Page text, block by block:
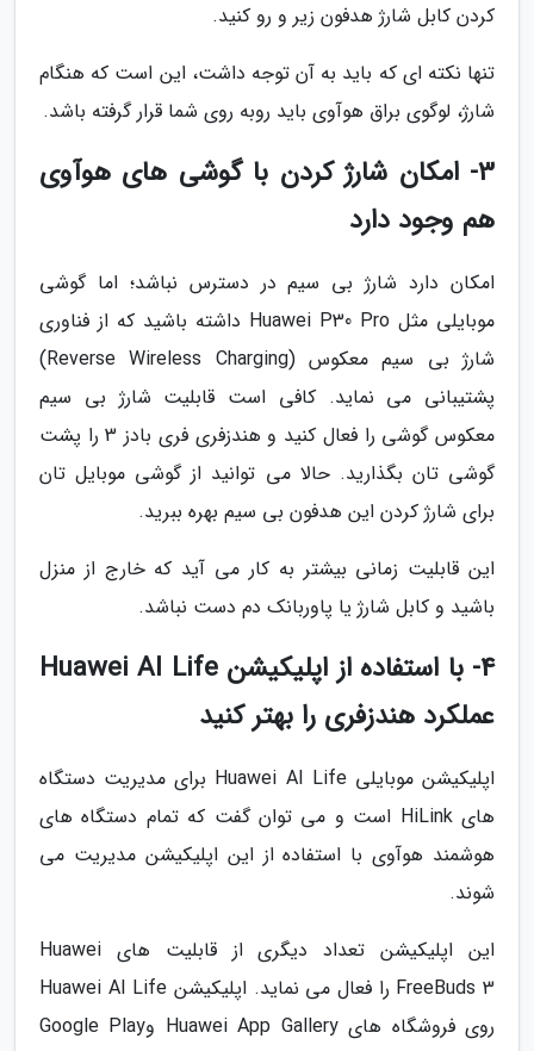
کردن کابل شارژ هدفون زیر و رو کنید.
تنها نکته ای که باید به آن توجه داشت، این است که هنگام
شارژ، لوگوی براق هوآوی باید روبه روی شما قرار گرفته باشد.
3- امکان شارژ کردن با گوشی های هوآوی
هم وجود دارد
امکان دارد شارژ بی سیم در دسترس نباشد؛ اما گوشی
موبایلی مثل Huawei P30 Pro داشته باشید که از فناوری
شارژ بی سیم معکوس (Reverse Wireless Charging)
پشتیبانی می نماید. کافی است قابلیت شارژ بی سیم
معکوس گوشی را فعال کنید و هندزفری فری بادز 3 را پشت
گوشی تان بگذارید. حالا می توانید از گوشی موبایل تان
برای شارژ کردن این هدفون بی سیم بهره ببرید.
این قابلیت زمانی بیشتر به کار می آید که خارج از منزل
باشید و کابل شارژ یا پاوربانک دم دست نباشد.
4- با استفاده از اپلیکیشن Huawei AI Life
عملکرد هندزفری را بهتر کنید
اپلیکیشن موبایلی Huawei AI Life برای مدیریت دستگاه
های HiLink است و می توان گفت که تمام دستگاه های
هوشمند هوآوی با استفاده از این اپلیکیشن مدیریت می
شوند.
این اپلیکیشن تعداد دیگری از قابلیت های Huawei
FreeBuds 3 را فعال می نماید. اپلیکیشن Huawei AI Life
روی فروشگاه های Huawei App Gallery وGoogle Play